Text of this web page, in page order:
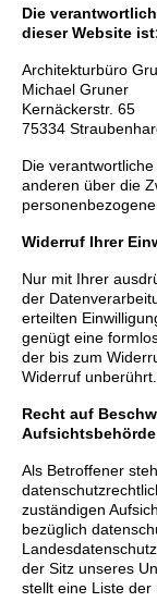
Die
dieser Website
Architekturbüro
Michael Gruner
Kernäckerstr. 65
75334
Die
anderen über die
Widerruf Ihrer
Nur mit Ihrer
der
erteilten
genügt eine
der bis zum
Widerruf unberührt.
Recht auf
Aufsichtsbehörde
Als Betroffener
zuständigen
bezüglich
der Sitz unseres
stellt eine Liste